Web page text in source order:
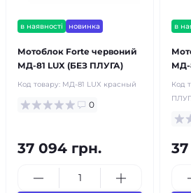
в наявності новинка
Мотоблок Forte червоний
МД-81 LUX (БЕЗ ПЛУГА)
Код товару: МД-81 LUX красный
0
37 094 грн.
в
МД-
Код